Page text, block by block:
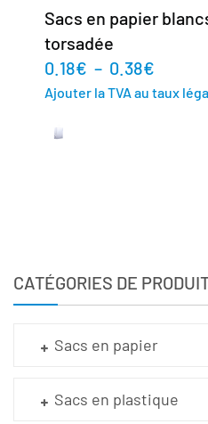
Sacs en papier
torsadée
0.18€ – 0.38€
Ajouter la TVA au taux
CATÉGORIES DE
Sacs en papier
Sacs en plastique